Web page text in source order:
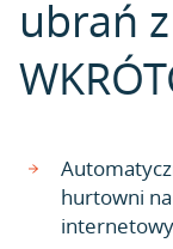
ubrań
hurtowni na